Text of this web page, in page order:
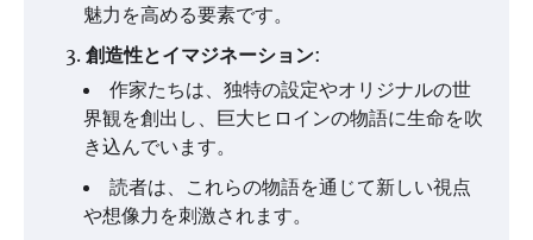
魅力を高める要素です。
創造性とイマジネーション:
作家たちは、独特の設定やオリジナルの世
界観を創出し、巨大ヒロインの物語に生命を吹
き込んでいます。
読者は、これらの物語を通じて新しい視点
や想像力を刺激されます。